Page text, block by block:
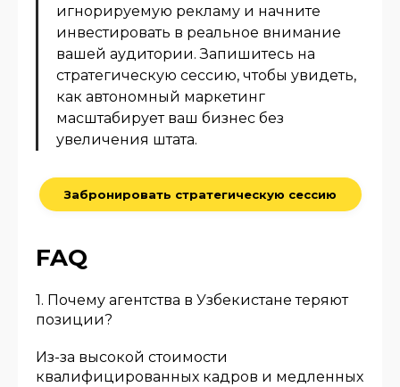
игнорируемую рекламу и начните
инвестировать в реальное внимание
вашей аудитории. Запишитесь на
стратегическую сессию, чтобы увидеть,
как автономный маркетинг
масштабирует ваш бизнес без
увеличения штата.
Забронировать стратегическую сессию
FAQ
1. Почему агентства в Узбекистане теряют
позиции?
Из-за высокой стоимости
квалифицированных кадров и медленных